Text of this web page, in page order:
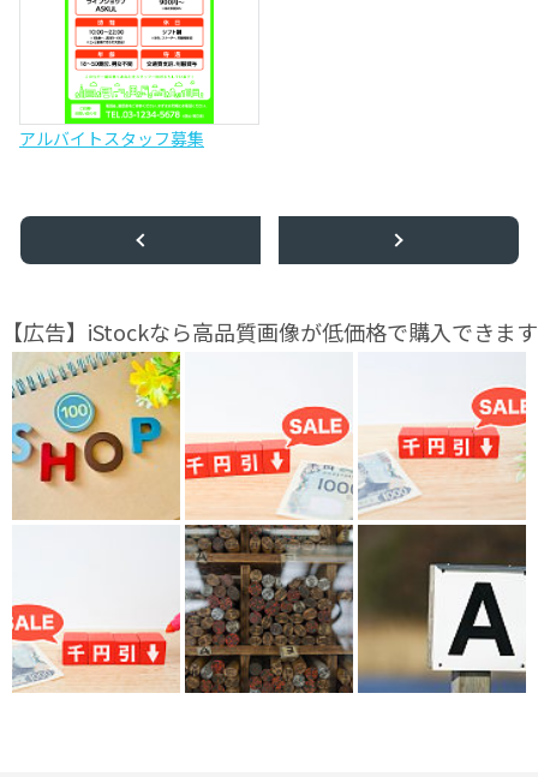
アルバイトスタッフ募集
【広告】iStockなら高品質画像が低価格で購入できます